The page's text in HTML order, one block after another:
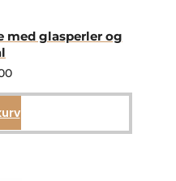
glasperler og